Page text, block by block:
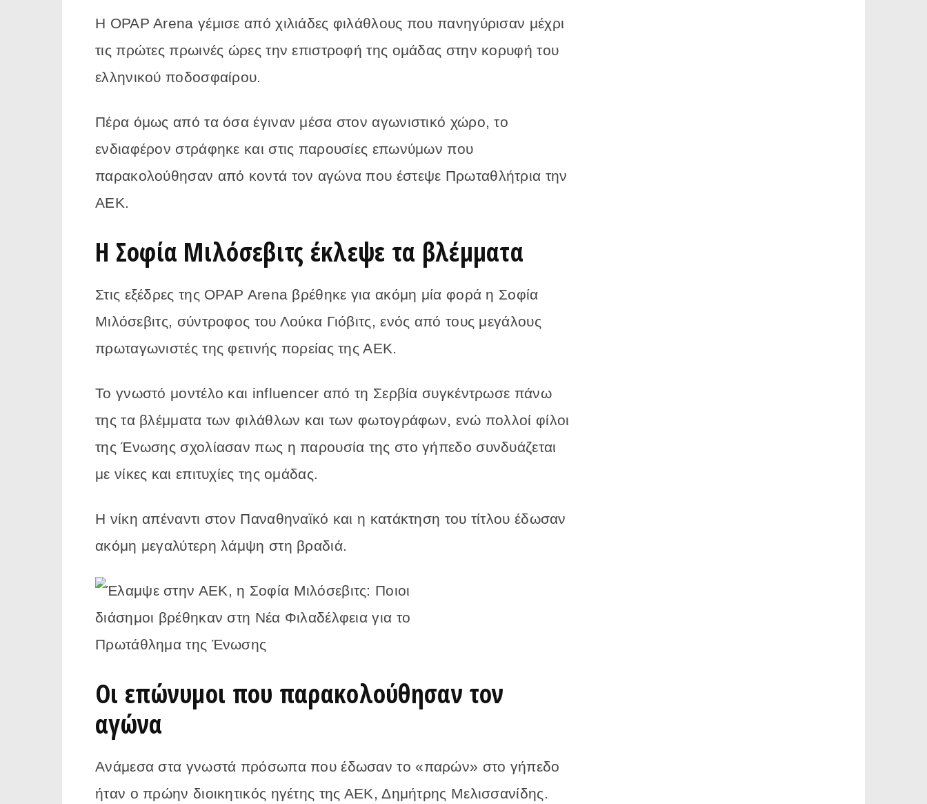
Η OPAP Arena γέμισε από χιλιάδες φιλάθλους που πανηγύρισαν μέχρι
τις πρώτες πρωινές ώρες την επιστροφή της ομάδας στην κορυφή του
ελληνικού ποδοσφαίρου.
Πέρα όμως από τα όσα έγιναν μέσα στον αγωνιστικό χώρο, το
ενδιαφέρον στράφηκε και στις παρουσίες επωνύμων που
παρακολούθησαν από κοντά τον αγώνα που έστεψε Πρωταθλήτρια την
ΑΕΚ.
Η Σοφία Μιλόσεβιτς έκλεψε τα βλέμματα
Στις εξέδρες της OPAP Arena βρέθηκε για ακόμη μία φορά η Σοφία
Μιλόσεβιτς, σύντροφος του Λούκα Γιόβιτς, ενός από τους μεγάλους
πρωταγωνιστές της φετινής πορείας της ΑΕΚ.
Το γνωστό μοντέλο και influencer από τη Σερβία συγκέντρωσε πάνω
της τα βλέμματα των φιλάθλων και των φωτογράφων, ενώ πολλοί φίλοι
της Ένωσης σχολίασαν πως η παρουσία της στο γήπεδο συνδυάζεται
με νίκες και επιτυχίες της ομάδας.
Η νίκη απέναντι στον Παναθηναϊκό και η κατάκτηση του τίτλου έδωσαν
ακόμη μεγαλύτερη λάμψη στη βραδιά.
Οι επώνυμοι που παρακολούθησαν τον
αγώνα
Ανάμεσα στα γνωστά πρόσωπα που έδωσαν το «παρών» στο γήπεδο
ήταν ο πρώην διοικητικός ηγέτης της ΑΕΚ, Δημήτρης Μελισσανίδης.